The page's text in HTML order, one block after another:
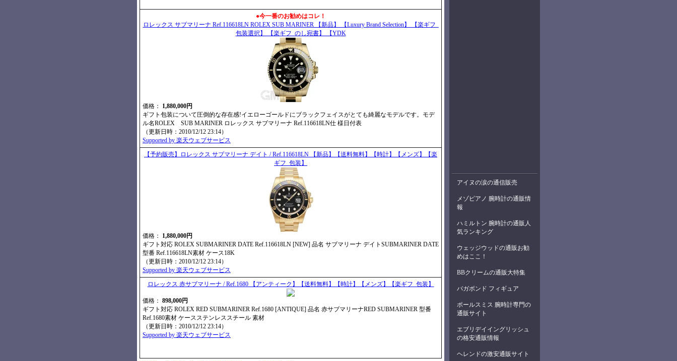
●今一番のお勧めはコレ！
ロレックス サブマリーナ Ref.116618LN ROLEX SUB MARINER 【新品】 【Luxury Brand Selection】 【楽ギフ_
包装選択】 【楽ギフ_のし宛書】 【YDK
価格： 1,880,000円
ギフト包装について圧倒的な存在感!イエローゴールドにブラックフェイスがとても綺麗なモデルです。モデ
ル名ROLEX SUB MARINER ロレックス サブマリーナ Ref.116618LN仕 様日付表
（更新日時：2010/12/12 23:14）
Supported by 楽天ウェブサービス
【予約販売】ロレックス サブマリーナ デイト / Ref.116618LN 【新品】【送料無料】【時計】【メンズ】【楽
ギフ_包装】
価格： 1,880,000円
ギフト対応 ROLEX SUBMARINER DATE Ref.116618LN [NEW] 品名 サブマリーナ デイトSUBMARINER DATE
型番 Ref.116618LN素材 ケース18K
（更新日時：2010/12/12 23:14）
Supported by 楽天ウェブサービス
ロレックス 赤サブマリーナ / Ref.1680 【アンティーク】【送料無料】【時計】【メンズ】【楽ギフ_包装】
価格： 898,000円
ギフト対応 ROLEX RED SUBMARINER Ref.1680 [ANTIQUE] 品名 赤サブマリーナRED SUBMARINER 型番
Ref.1680素材 ケースステンレススチール 素材
（更新日時：2010/12/12 23:14）
Supported by 楽天ウェブサービス
アイヌの涙の通信販売
メゾピアノ 腕時計の通販情
報
ハミルトン 腕時計の通販人
気ランキング
ウェッジウッドの通販お勧
めはここ！
BBクリームの通販大特集
バガボンド フィギュア
ポールスミス 腕時計専門の
通販サイト
エブリデイイングリッシュ
の格安通販情報
ヘレンドの激安通販サイト